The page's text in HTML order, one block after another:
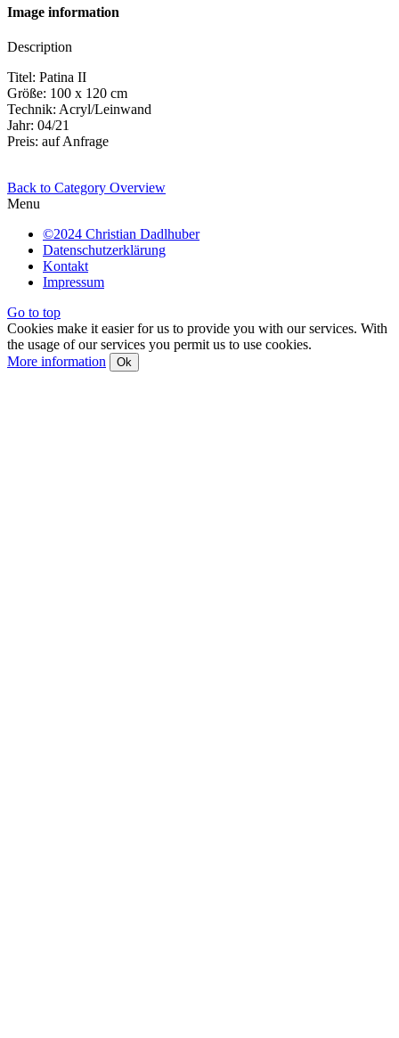
Image information
Description
Titel: Patina II
Größe: 100 x 120 cm
Technik: Acryl/Leinwand
Jahr: 04/21
Preis: auf Anfrage
Back to Category Overview
Menu
©2024 Christian Dadlhuber
Datenschutzerklärung
Kontakt
Impressum
Go to top
Cookies make it easier for us to provide you with our services. With
the usage of our services you permit us to use cookies.
More information
Ok